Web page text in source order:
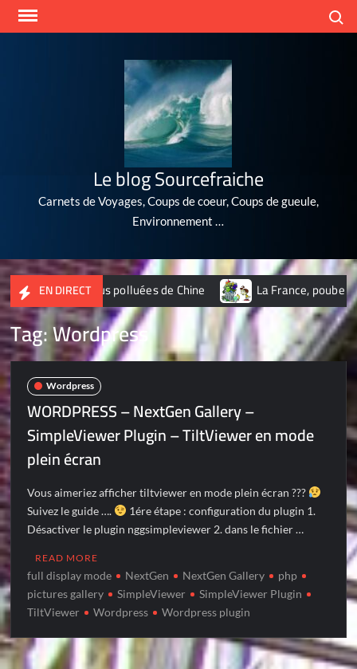
Skip
Le blog Sourcefraiche
Carnets de Voyages, Coups de coeur, Coups de gueule,
Environnement …
EN DIRECT
villes les plus polluées de Chine La France, poubelle
Tag:Wordpress
Wordpress
WORDPRESS – NextGen Gallery –
SimpleViewer Plugin – TiltViewer en mode
plein écran
Vous aimeriez afficher tiltviewer en mode plein écran ???
Suivez le guide ….
1ére étape : configuration du plugin 1.
Désactiver le plugin nggsimpleviewer 2. dans le fichier …
READ MORE
full display mode NextGen NextGen Gallery
php
pictures gallery
SimpleViewer
SimpleViewer Plugin
TiltViewer
Wordpress Wordpress plugin